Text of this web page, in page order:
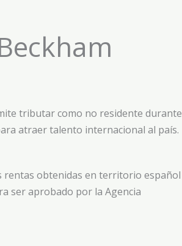
tributar como no residente durante
atraer talento internacional al país.
rentas obtenidas en territorio español
ser aprobado por la Agencia